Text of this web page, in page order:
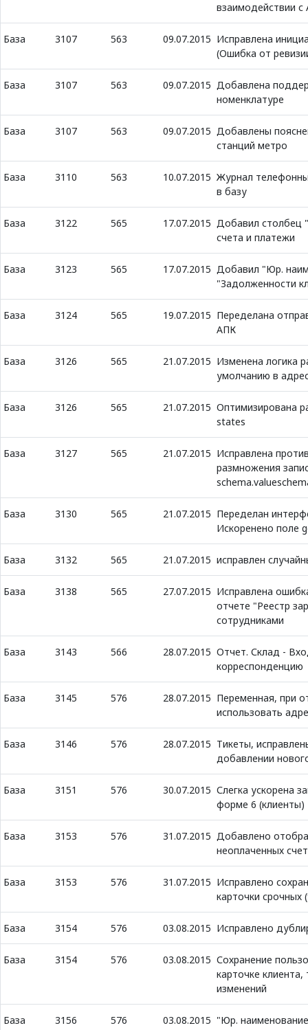
взаимодействии с
База 3107 563 09.07.2015 Исправлена
(Ошибка от
База 3107 563 09.07.2015 Добавлена
номенклатуре
База 3107 563 09.07.2015 Добавлены
станций метро
База 3110 563 10.07.2015 Журнал
в базу
База 3122 565 17.07.2015 Добавил столбец
счета и платежи
База 3123 565 17.07.2015 Добавил "Юр.
"Задолженности
База 3124 565 19.07.2015 Переделана
АПК
База 3126 565 21.07.2015 Изменена логика
умолчанию в
База 3126 565 21.07.2015 Оптимизирована
states
База 3127 565 21.07.2015 Исправлена
размножения
База 3130 565 21.07.2015 Переделан
Искоренено поле
База 3132 565 21.07.2015 исправлен
База 3138 565 27.07.2015 Исправлена
отчете "Реестр
сотрудниками
База 3143 566 28.07.2015 Отчет. Склад -
корреспонденцию
База 3145 576 28.07.2015 Переменная, при
использовать
База 3146 576 28.07.2015 Тикеты,
добавлении
База 3151 576 30.07.2015 Слегка ускорена
форме 6 (клиенты)
База 3153 576 31.07.2015 Добавлено
неоплаченных
База 3153 576 31.07.2015 Исправлено
карточки срочных
База 3154 576 03.08.2015 Исправлено
База 3154 576 03.08.2015 Сохранение
карточке
изменений
База 3156 576 03.08.2015 "Юр.